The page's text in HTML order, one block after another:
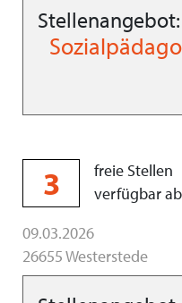
Stellenangebot:
3
freie Stellen
verfügbar
09.03.2026
26655 Westerstede